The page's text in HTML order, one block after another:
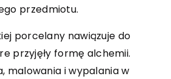
przedmiotu.
porcelany nawiązuje do
przyjęły formę alchemii.
malowania i wypalania w